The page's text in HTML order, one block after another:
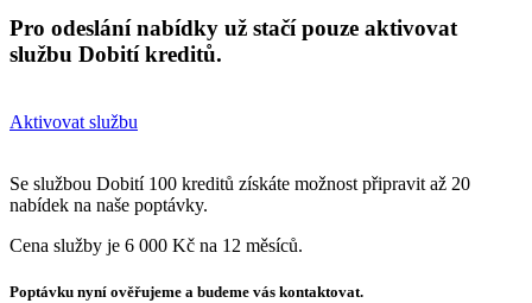
Pro odeslání nabídky už stačí pouze aktivovat
službu Dobití kreditů.
Aktivovat službu
Se službou Dobití 100 kreditů získáte možnost připravit až 20
nabídek na naše poptávky.
Cena služby je 6 000 Kč na 12 měsíců.
Poptávku nyní ověřujeme a budeme vás kontaktovat.